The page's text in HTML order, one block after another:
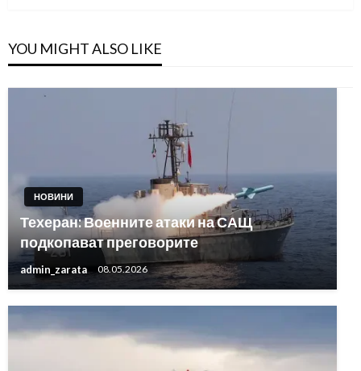
YOU MIGHT ALSO LIKE
НОВИНИ
Техеран: Военните атаки на САЩ
подкопават преговорите
admin_zarata 08.05.2026